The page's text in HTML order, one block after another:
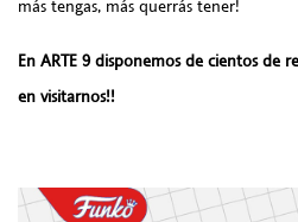
más tengas, más querrás tener!
En ARTE 9 disponemos de cientos de
en visitarnos!!